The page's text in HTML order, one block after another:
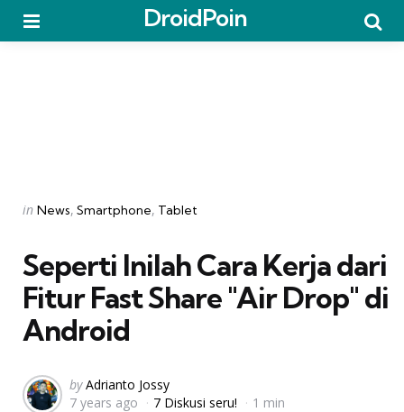
DroidPoin
Categories
Posted
in News Smartphone Tablet
Seperti Inilah Cara Kerja dari
Fitur Fast Share "Air Drop" di
Android
Posted
by
by Adrianto Jossy
7 years ago
7 Diskusi seru! 1 min